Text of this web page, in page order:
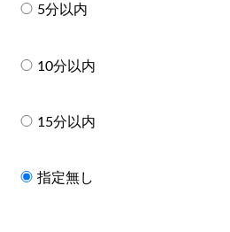
5分以内
10分以内
15分以内
指定無し